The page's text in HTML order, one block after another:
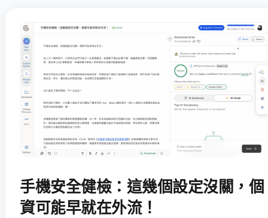
手機安全健檢：這幾個設定沒關，個
資可能早就在外流！